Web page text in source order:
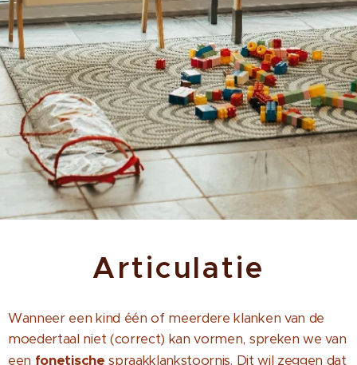
Articulatie
Wanneer een kind één of meerdere klanken van de
moedertaal niet (correct) kan vormen, spreken we van
een fonetische spraakklankstoornis. Dit wil zeggen dat